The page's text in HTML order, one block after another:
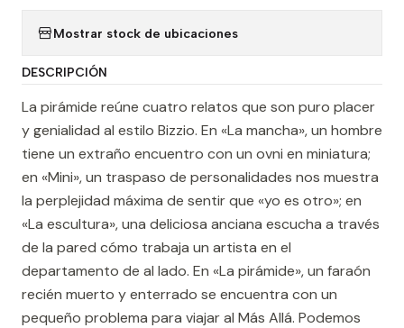
Mostrar stock de ubicaciones
DESCRIPCIÓN
La pirámide reúne cuatro relatos que son puro placer
y genialidad al estilo Bizzio. En «La mancha», un hombre
tiene un extraño encuentro con un ovni en miniatura;
en «Mini», un traspaso de personalidades nos muestra
la perplejidad máxima de sentir que «yo es otro»; en
«La escultura», una deliciosa anciana escucha a través
de la pared cómo trabaja un artista en el
departamento de al lado. En «La pirámide», un faraón
recién muerto y enterrado se encuentra con un
pequeño problema para viajar al Más Allá. Podemos